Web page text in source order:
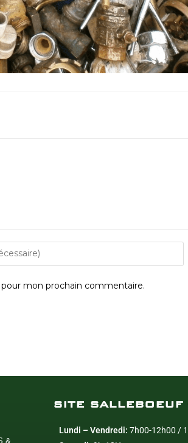
mon prochain commentaire.
&
SITE SALLEBOEUF
Lundi – Vendredi: 7h00-12h00 /